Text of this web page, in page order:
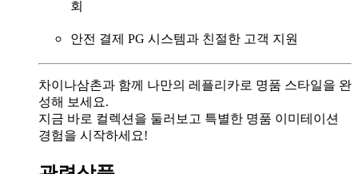
회
안전 결제 PG 시스템과 친절한 고객 지원
차이나삼촌과 함께 나만의 레플리카로 명품 스타일을 완
성해 보세요.
지금 바로 컬렉션을 둘러보고 특별한 명품 이미테이션
경험을 시작하세요!